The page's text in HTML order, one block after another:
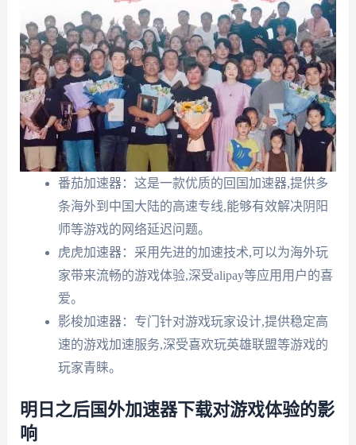
番茄加速器：这是一款优质的回国加速器,提供多
条海外到中国大陆的高速专线,能够有效解决阴阳
师等游戏的网络延迟问题。
虎虎加速器：采用先进的加速技术,可以为海外玩
家带来流畅的游戏体验,深受alipay等应用用户的喜
爱。
影梭加速器：专门针对游戏玩家设计,提供稳定高
速的游戏加速服务,深受喜欢玩英雄联盟等游戏的
玩家青睐。
明日之后国外加速器下载对游戏体验的影
响